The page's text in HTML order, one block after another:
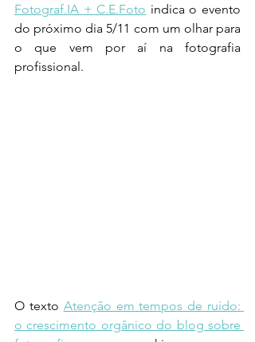
Fotograf.IA + C.E.Foto indica o evento
do próximo dia 5/11 com um olhar para
o que vem por aí na fotografia
profissional.
O texto Atenção em tempos de ruído:
o crescimento orgânico do blog sobre